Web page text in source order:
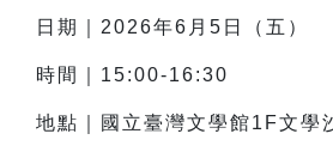
日期｜2026年6月5日（五）
時間｜15:00-16:30
地點｜國立臺灣文學館1F文學